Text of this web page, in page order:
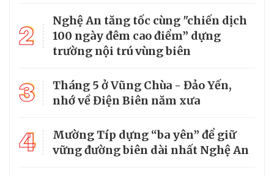
2
Nghệ An tăng tốc cùng "chiến dịch
100 ngày đêm cao điểm” dựng
trường nội trú vùng biên
3
Tháng 5 ở Vũng Chùa - Đảo Yến,
nhớ về Điện Biên năm xưa
4
Mường Típ dựng “ba yên” để giữ
vững đường biên dài nhất Nghệ An